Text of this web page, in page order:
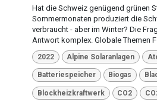
Hat die Schweiz genügend grünen
Sommermonaten produziert die
verbraucht - aber im Winter? Die
Antwort komplex. Globale Themen
2022 Alpine Solaranlagen
Batteriespeicher Biogas
Blockheizkraftwerk CO2